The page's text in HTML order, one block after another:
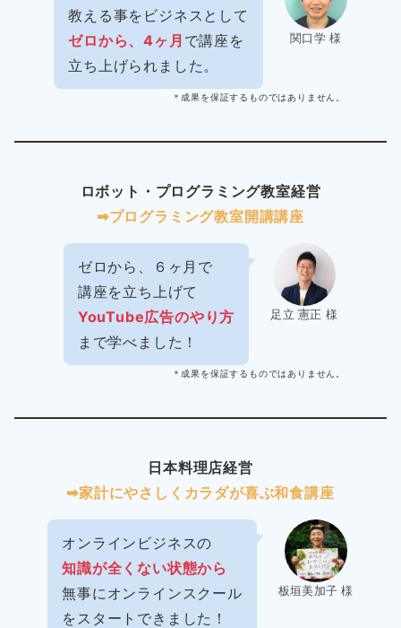
関口学 様
教える事をビジネスとして
ゼロから、4ヶ月 で講座を
立ち上げられました。
＊成果を保証するものではありません。
ロボット・プログラミング教室経営
➡︎プログラミング教室開講講座
足立 憲正 様
ゼロから、６ヶ月で
講座を立ち上げて
YouTube広告のやり方
まで学べました！
＊成果を保証するものではありません。
日本料理店経営
➡︎家計にやさしくカラダが喜ぶ和食講座
板垣美加子 様
オンラインビジネスの
知識が全くない状態から
無事にオンラインスクール
をスタートできました！